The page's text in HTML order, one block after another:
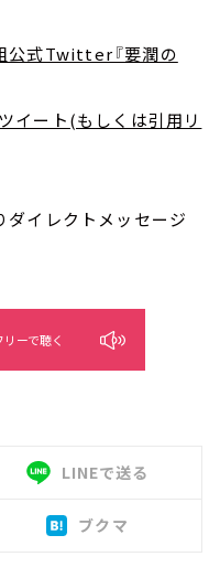
公式Twitter『要潤の
イート(もしくは引用リ
ダイレクトメッセージ
リーで聴く
LINEで送る
ブクマ